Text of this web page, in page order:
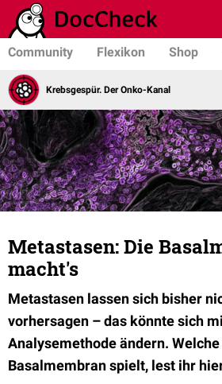
Community Flexikon Shop
Krebsgespür. Der Onko-Kanal
Metastasen: Die
macht's
Metastasen lassen sich bisher
vorhersagen – das könnte sich
Analysemethode ändern.
Basalmembran spielt, lest ihr